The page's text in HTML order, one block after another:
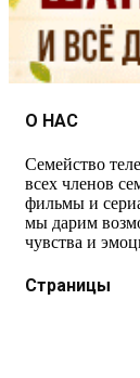
О НАС
Семейство
всех членов
фильмы и
мы дарим
чувства и
Страницы